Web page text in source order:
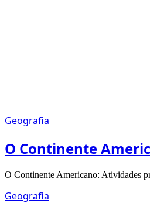
Geografia
O Continente
O Continente Americano: Atividades
Geografia